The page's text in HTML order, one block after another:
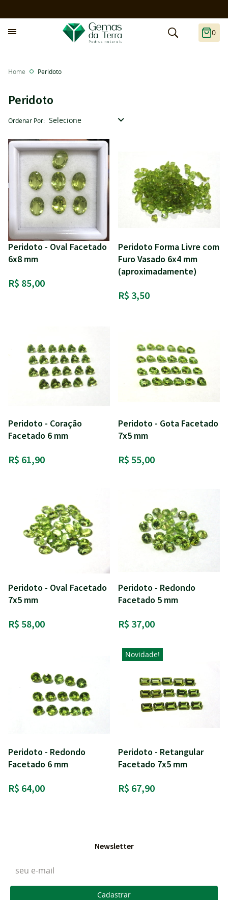
0
Peridoto
Home Peridoto
Ordenar Por Selecione
Peridoto - Oval Facetado
6x8 mm
R$ 85,00
Peridoto Forma Livre com
Furo Vasado 6x4 mm
(aproximadamente)
R$ 3,50
Peridoto - Coração
Facetado 6 mm
R$ 61,90
Peridoto - Gota Facetado
7x5 mm
R$ 55,00
Peridoto - Oval Facetado
7x5 mm
R$ 58,00
Peridoto - Redondo
Facetado 5 mm
R$ 37,00
Peridoto - Redondo
Facetado 6 mm
R$ 64,00
Novidade!
Peridoto - Retangular
Facetado 7x5 mm
R$ 67,90
Newsletter
Cadastrar